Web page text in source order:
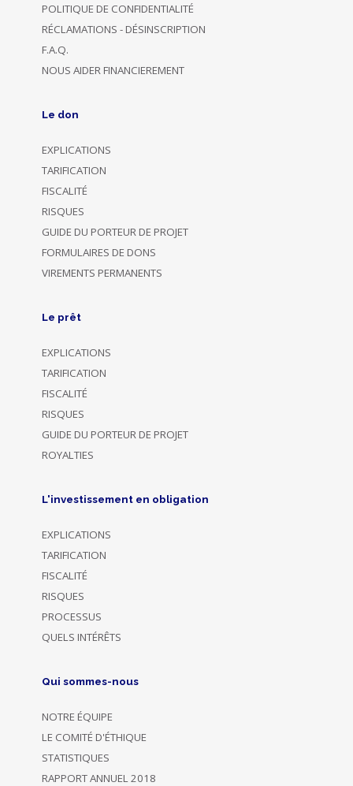
POLITIQUE DE CONFIDENTIALITÉ
RÉCLAMATIONS - DÉSINSCRIPTION
F.A.Q.
NOUS AIDER FINANCIEREMENT
Le don
EXPLICATIONS
TARIFICATION
FISCALITÉ
RISQUES
GUIDE DU PORTEUR DE PROJET
FORMULAIRES DE DONS
VIREMENTS PERMANENTS
Le prêt
EXPLICATIONS
TARIFICATION
FISCALITÉ
RISQUES
GUIDE DU PORTEUR DE PROJET
ROYALTIES
L'investissement en obligation
EXPLICATIONS
TARIFICATION
FISCALITÉ
RISQUES
PROCESSUS
QUELS INTÉRÊTS
Qui sommes-nous
NOTRE ÉQUIPE
LE COMITÉ D'ÉTHIQUE
STATISTIQUES
RAPPORT ANNUEL 2018